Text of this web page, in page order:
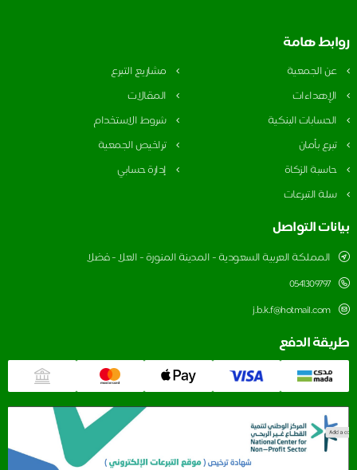
هامة
الجمعية
مشاريع التبرع
المقالات
البنكية
شروط الاستخدام
بأمان
تراخيص الجمعية
الزكاة
إدارة حسابي
التبرعات
التواصل
المملكة العربية السعودية - المدينة المنورة - العلا - فضلا
0541309797
j.b.k.f@hotmail.com
الدفع